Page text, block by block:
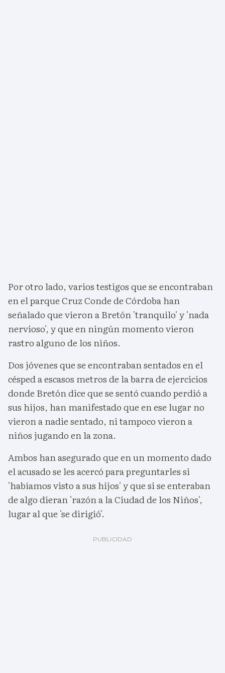
Por otro lado, varios testigos que se encontraban
en el parque Cruz Conde de Córdoba han
señalado que vieron a Bretón 'tranquilo' y 'nada
nervioso', y que en ningún momento vieron
rastro alguno de los niños.
Dos jóvenes que se encontraban sentados en el
césped a escasos metros de la barra de ejercicios
donde Bretón dice que se sentó cuando perdió a
sus hijos, han manifestado que en ese lugar no
vieron a nadie sentado, ni tampoco vieron a
niños jugando en la zona.
Ambos han asegurado que en un momento dado
el acusado se les acercó para preguntarles si
'habíamos visto a sus hijos' y que si se enteraban
de algo dieran 'razón a la Ciudad de los Niños',
lugar al que 'se dirigió'.